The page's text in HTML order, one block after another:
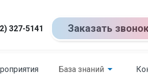
327-5141 Заказать
База знаний